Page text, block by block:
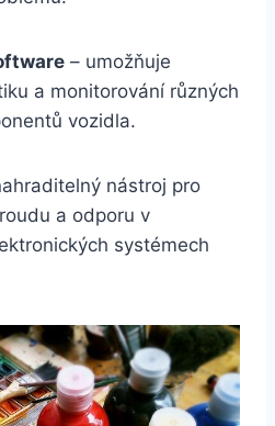
– umožňuje
a monitorování různých
vozidla.
nástroj pro
a odporu v
systémech